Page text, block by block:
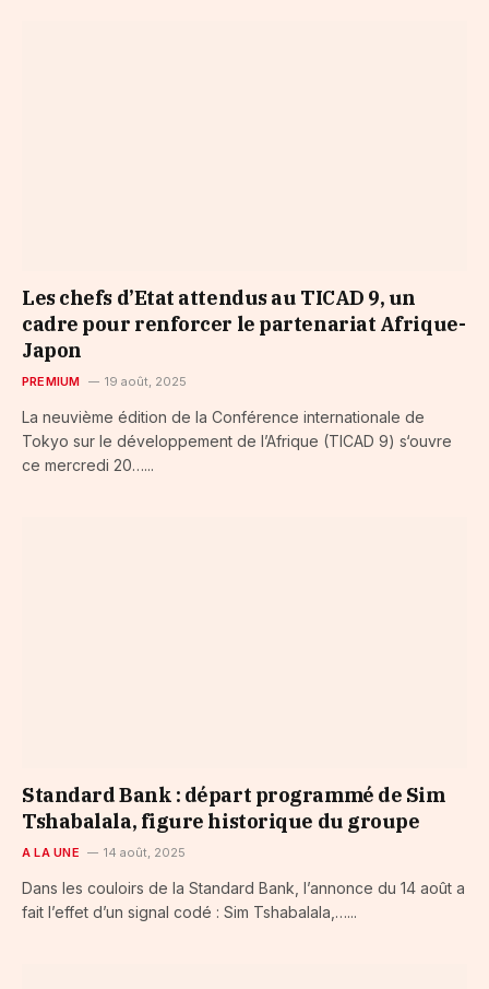
Les chefs d’Etat attendus au TICAD 9, un
cadre pour renforcer le partenariat Afrique-
Japon
PREMIUM 19 août, 2025
La neuvième édition de la Conférence internationale de
Tokyo sur le développement de l’Afrique (TICAD 9) s‘ouvre
ce mercredi 20…...
Standard Bank : départ programmé de Sim
Tshabalala, figure historique du groupe
A LA UNE 14 août, 2025
Dans les couloirs de la Standard Bank, l’annonce du 14 août a
fait l’effet d’un signal codé : Sim Tshabalala,…...